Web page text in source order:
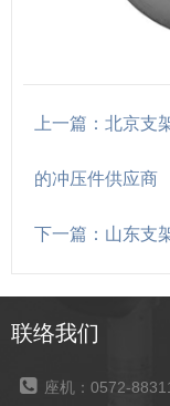
上一篇：北京支
的冲压件供应商
下一篇：山东支
联络我们
座机：0572-